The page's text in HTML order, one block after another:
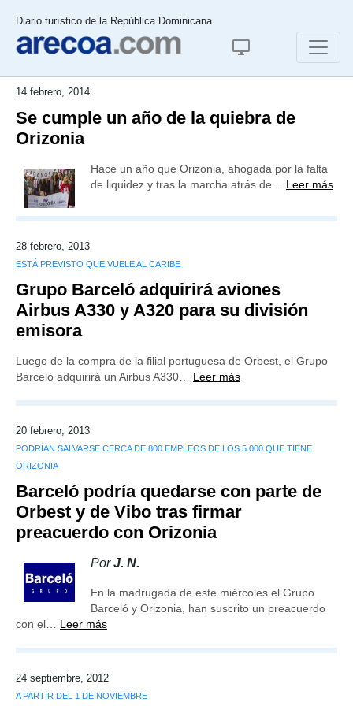
Diario turístico de la República Dominicana
14 febrero, 2014
Se cumple un año de la quiebra de
Orizonia
Hace un año que Orizonia, ahogada por la falta
de liquidez y tras la marcha atrás de… Leer más
28 febrero, 2013
ESTÁ PREVISTO QUE VUELE AL CARIBE
Grupo Barceló adquirirá aviones
Airbus A330 y A320 para su división
emisora
Luego de la compra de la filial portuguesa de Orbest, el Grupo
Barceló adquirirá un Airbus A330… Leer más
20 febrero, 2013
PODRÍAN SALVARSE CERCA DE 800 EMPLEOS DE LOS 5.000 QUE TIENE
ORIZONIA
Barceló podría quedarse con parte de
Orbest y de Vibo tras firmar
preacuerdo con Orizonia
PorJ. N.
En la madrugada de este miércoles el Grupo
Barceló y Orizonia, han suscrito un preacuerdo
con el… Leer más
24 septiembre, 2012
A PARTIR DEL 1 DE NOVIEMBRE